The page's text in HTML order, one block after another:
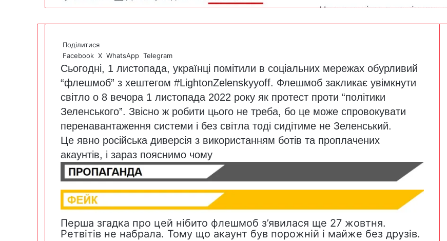
Поділитися
Facebook X WhatsApp Telegram
Сьогодні, 1 листопада, українці помітили в соціальних мережах обурливий
“флешмоб” з хештегом #LightonZelenskyyoff. Флешмоб закликає увімкнути
світло о 8 вечора 1 листопада 2022 року як протест проти “політики
Зеленського”. Звісно ж робити цього не треба, бо це може спровокувати
перенавантаження системи і без світла тоді сидітиме не Зеленський.
Це явно російська диверсія з використанням ботів та проплачених
акаунтів, і зараз пояснимо чому
Перша згадка про цей нібито флешмоб з’явилася ще 27 жовтня.
Ретвітів не набрала. Тому що акаунт був порожній і майже без друзів.